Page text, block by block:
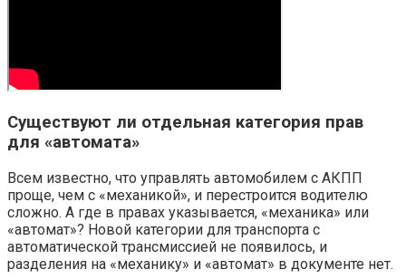
Существуют ли отдельная категория прав
для «автомата»
Всем известно, что управлять автомобилем с АКПП
проще, чем с «механикой», и перестроится водителю
сложно. А где в правах указывается, «механика» или
«автомат»? Новой категории для транспорта с
автоматической трансмиссией не появилось, и
разделения на «механику» и «автомат» в документе нет.